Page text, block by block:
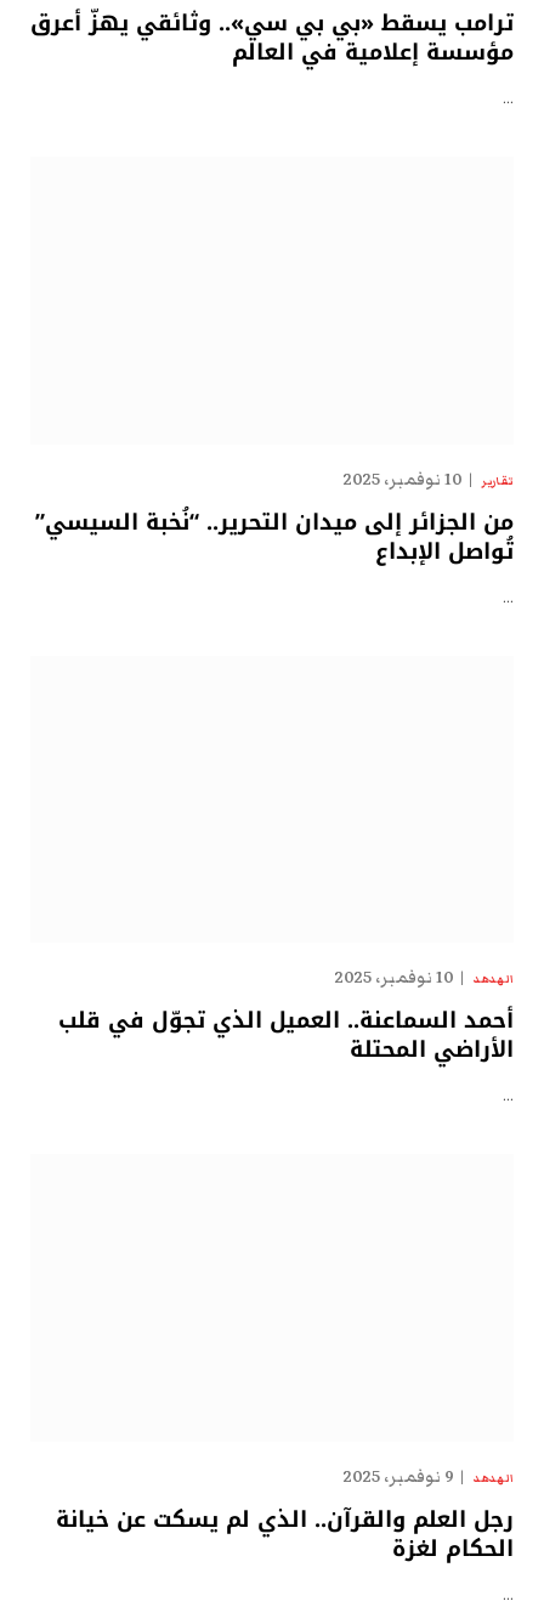
ترامب يسقط «بي بي سي».. وثائقي يهزّ أعرق
مؤسسة إعلامية في العالم
…
تقارير 10 نوفمبر، 2025
من الجزائر إلى ميدان التحرير.. “نُخبة السيسي”
تُواصل الإبداع
…
الهدهد 10 نوفمبر، 2025
أحمد السماعنة.. العميل الذي تجوّل في قلب
الأراضي المحتلة
…
الهدهد 9 نوفمبر، 2025
رجل العلم والقرآن.. الذي لم يسكت عن خيانة
الحكام لغزة
…